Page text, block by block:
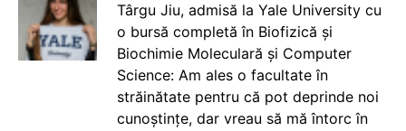
Târgu Jiu, admisă la Yale University cu
o bursă completă în Biofizică și
Biochimie Moleculară și Computer
Science: Am ales o facultate în
străinătate pentru că pot deprinde noi
cunoștințe, dar vreau să mă întorc în